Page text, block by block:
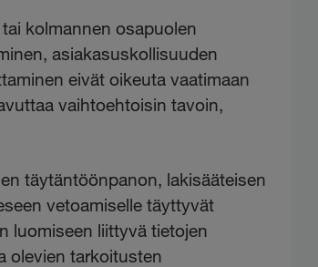
kolmannen osapuolen
asiakasuskollisuuden
eivät oikeuta vaatimaan
vaihtoehtoisin tavoin,
täytäntöönpanon, lakisääteisen
vetoamiselle täyttyvät
luomiseen liittyvä tietojen
olevien tarkoitusten